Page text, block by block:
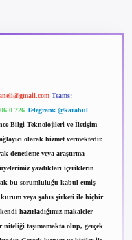
Teams:
0 726 Telegram: @karabul
Bilgi Teknolojileri ve İletişim
olarak hizmet vermektedir.
denetleme veya araştırma
yazdıkları içeriklerin
bu sorumluluğu kabul etmiş
veya şahıs şirketi ile hiçbir
hazırladığımız makaleler
taşımamakta olup, gerçek